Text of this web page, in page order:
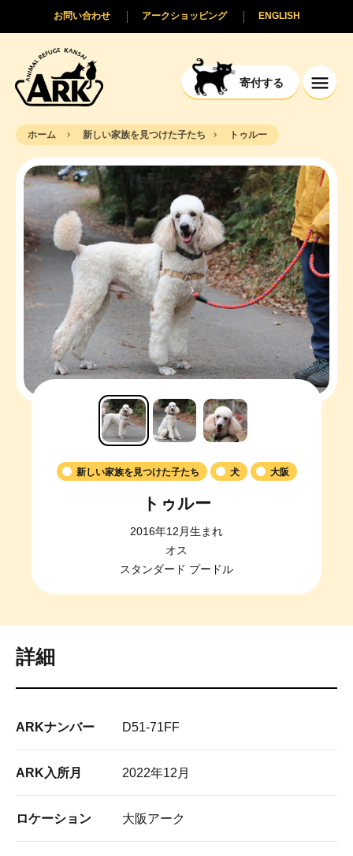
寄付する
ENGLISH
アークショッピング
お問い合わせ
ホーム 新しい家族を見つけた子たち トゥルー
新しい家族を見つけた子たち 犬 大阪
トゥルー
2016年12月生まれ
オス
スタンダード プードル
詳細
ARKナンバー D51-71FF
ARK入所月 2022年12月
ロケーション 大阪アーク